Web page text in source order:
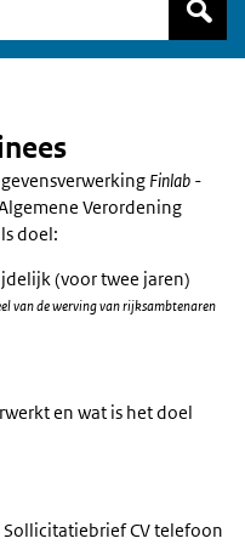
Finlab -
Verordening
doel:
(voor twee jaren)
van de werving van rijksambtenaren
en wat is het doel
Sollicitatiebrief CV telefoon